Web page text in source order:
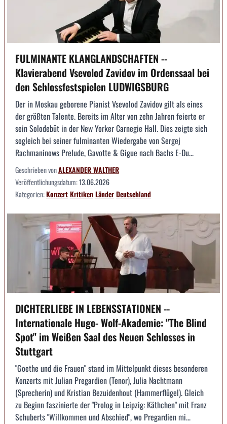
FULMINANTE KLANGLANDSCHAFTEN --
Klavierabend Vsevolod Zavidov im Ordenssaal bei
den Schlossfestspielen LUDWIGSBURG
Der in Moskau geborene Pianist Vsevolod Zavidov gilt als eines
der größten Talente. Bereits im Alter von zehn Jahren feierte er
sein Solodebüt in der New Yorker Carnegie Hall. Dies zeigte sich
sogleich bei seiner fulminanten Wiedergabe von Sergej
Rachmaninows Prelude, Gavotte & Gigue nach Bachs E-Du...
Geschrieben vonALEXANDER WALTHER
Veröffentlichungsdatum:13.06.2026
Kategorien:KonzertKritikenLänderDeutschland
DICHTERLIEBE IN LEBENSSTATIONEN --
Internationale Hugo- Wolf-Akademie: "The Blind
Spot" im Weißen Saal des Neuen Schlosses in
Stuttgart
"Goethe und die Frauen" stand im Mittelpunkt dieses besonderen
Konzerts mit Julian Pregardien (Tenor), Julia Nachtmann
(Sprecherin) und Kristian Bezuidenhout (Hammerflügel). Gleich
zu Beginn faszinierte der "Prolog in Leipzig: Käthchen" mit Franz
Schuberts "Willkommen und Abschied", wo Pregardien mi...